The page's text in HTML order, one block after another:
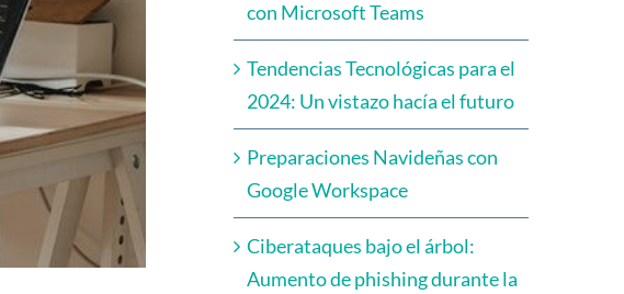
con Microsoft Teams
Tendencias Tecnológicas para el
2024: Un vistazo hacía el futuro
Preparaciones Navideñas con
Google Workspace
Ciberataques bajo el árbol:
Aumento de phishing durante la